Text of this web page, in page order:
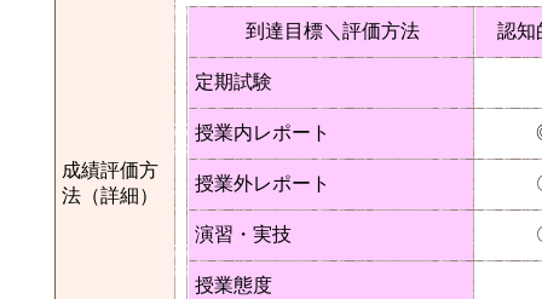
成績評価方
法（詳細）
到達目標＼評価方法 認知
定期試験
授業内レポート
授業外レポート
演習・実技
授業態度